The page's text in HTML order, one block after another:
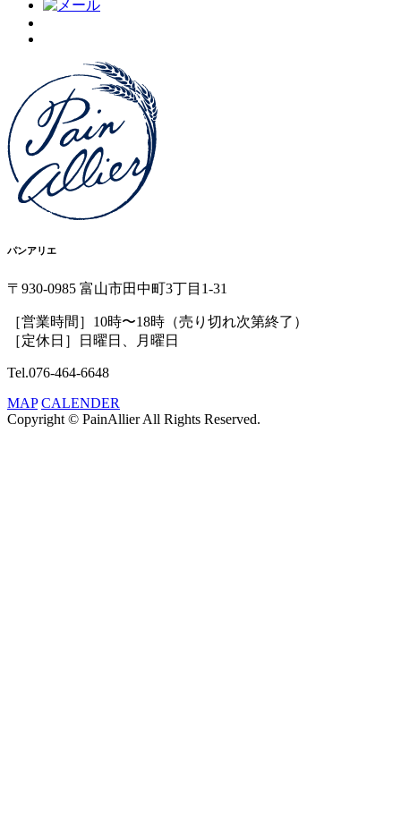
パンアリエ
〒930-0985 富山市田中町3丁目1-31
［営業時間］10時〜18時（売り切れ次第終了）
［定休日］日曜日、月曜日
Tel.076-464-6648
MAP CALENDER
Copyright © PainAllier All Rights Reserved.